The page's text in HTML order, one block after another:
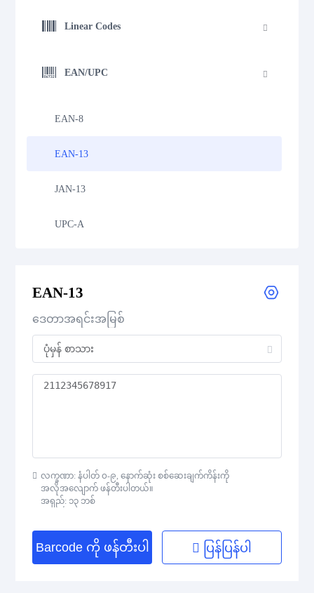
Linear Codes
EAN/UPC
EAN-8
EAN-13
JAN-13
UPC-A
UPC Supplemental 2-Digit
UPC Supplemental 5-Digit
Medical Device Codes
2D Codes
EAN-13
ဒေတာအရင်းအမြစ်
လက္ခဏာ: နံပါတ် ၀-၉, နောက်ဆုံး စစ်ဆေးချက်ကိန်းကို
အလိုအလျောက် ဖန်တီးပါတယ်။
အရှည်: ၁၃ ဘစ်
Barcode ကို ဖန်တီးပါ ပြန်ပြန်ပါ